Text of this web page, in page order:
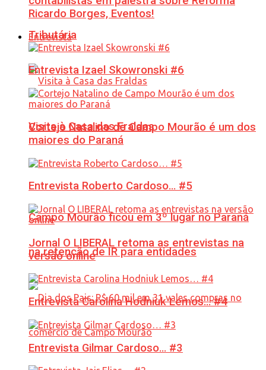
Tributária
Visita à Casa das Fraldas
Campo Mourão ficou em 3º lugar no Paraná
na retenção de IR para entidades
Ricardo Borges, Eventos!
Entrevista
Entrevista Izael Skowronski #6
Cortejo Natalino de Campo Mourão é um dos
maiores do Paraná
Entrevista Roberto Cardoso… #5
Jornal O LIBERAL retoma as entrevistas na
versão online
Entrevista Carolina Hodniuk Lemos… #4
Entrevista Gilmar Cardoso… #3